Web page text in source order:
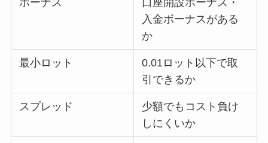
入金ボーナスがある
か
最小ロット
0.01ロット以下で取
引できるか
スプレッド
少額でもコスト負け
しにくいか